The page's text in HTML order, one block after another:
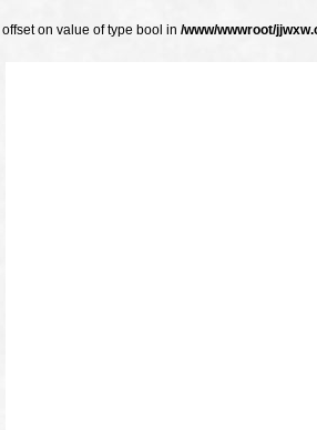
on value of type bool in /www/wwwroot/